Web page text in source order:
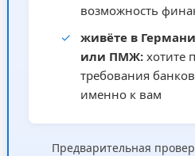
возможность
✓
живёте в
или ПМЖ:хотите
требования
именно к вам
Предварительная